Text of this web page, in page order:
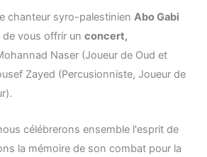
chanteur syro-palestinien Abo Gabi
vous offrir un concert,
Naser (Joueur de Oud et
Zayed (Percusionniste, Joueur de
célébrerons ensemble l'esprit de
la mémoire de son combat pour la